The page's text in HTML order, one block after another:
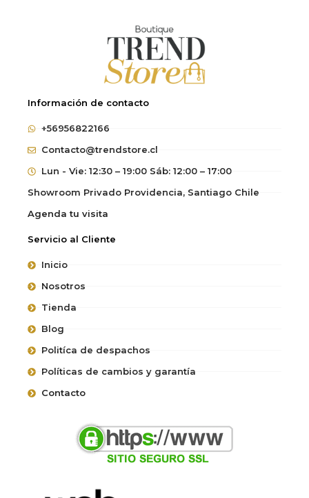
Información de contacto
+56956822166
Contacto@trendstore.cl
Lun - Vie: 12:30 – 19:00 Sáb: 12:00 – 17:00
Showroom Privado Providencia, Santiago Chile
Agenda tu visita
Servicio al Cliente
Inicio
Nosotros
Tienda
Blog
Politíca de despachos
Políticas de cambios y garantía
Contacto